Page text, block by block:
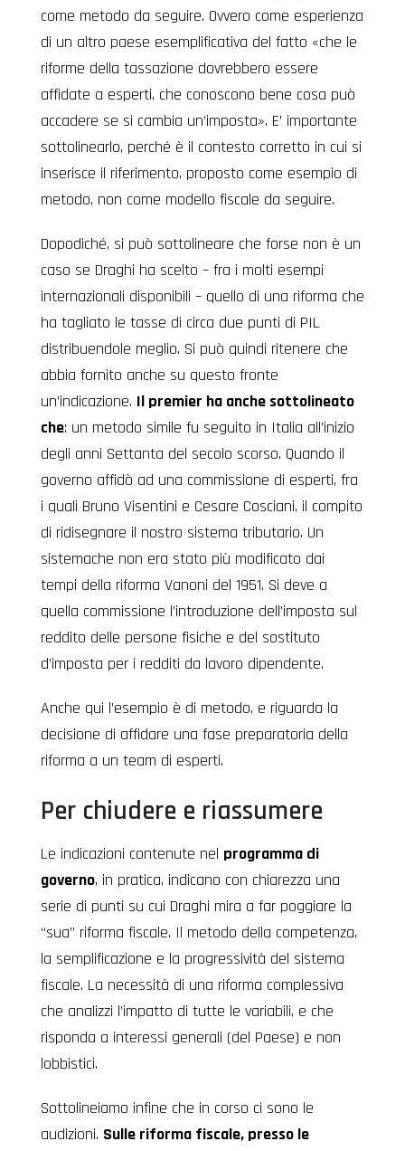
come metodo da seguire. Ovvero come esperienza
di un altro paese esemplificativa del fatto «che le
riforme della tassazione dovrebbero essere
affidate a esperti, che conoscono bene cosa può
accadere se si cambia un’imposta». E’ importante
sottolinearlo, perché è il contesto corretto in cui si
inserisce il riferimento, proposto come esempio di
metodo, non come modello fiscale da seguire.
Dopodiché, si può sottolineare che forse non è un
caso se Draghi ha scelto – fra i molti esempi
internazionali disponibili – quello di una riforma che
ha tagliato le tasse di circa due punti di PIL
distribuendole meglio. Si può quindi ritenere che
abbia fornito anche su questo fronte
un’indicazione. Il premier ha anche sottolineato
che: un metodo simile fu seguito in Italia all’inizio
degli anni Settanta del secolo scorso. Quando il
governo affidò ad una commissione di esperti, fra
i quali Bruno Visentini e Cesare Cosciani, il compito
di ridisegnare il nostro sistema tributario. Un
sistemache non era stato più modificato dai
tempi della riforma Vanoni del 1951. Si deve a
quella commissione l’introduzione dell’imposta sul
reddito delle persone fisiche e del sostituto
d’imposta per i redditi da lavoro dipendente.
Anche qui l’esempio è di metodo, e riguarda la
decisione di affidare una fase preparatoria della
riforma a un team di esperti.
Per chiudere e riassumere
Le indicazioni contenute nel programma di
governo, in pratica, indicano con chiarezza una
serie di punti su cui Draghi mira a far poggiare la
“sua” riforma fiscale. Il metodo della competenza,
la semplificazione e la progressività del sistema
fiscale. La necessità di una riforma complessiva
che analizzi l’impatto di tutte le variabili, e che
risponda a interessi generali (del Paese) e non
lobbistici.
Sottolineiamo infine che in corso ci sono le
audizioni. Sulle riforma fiscale, presso le